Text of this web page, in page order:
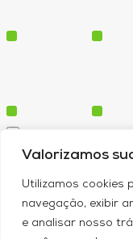
Valorizamos
Utilizamos cookies
navegação, exibir
e analisar nosso
Cursos
Blog